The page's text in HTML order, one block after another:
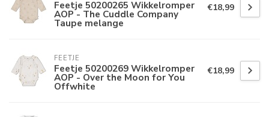
Feetje 50200265 Wikkelromper
AOP - The Cuddle Company
Taupe melange
€18,99
FEETJE
Feetje 50200269 Wikkelromper
AOP - Over the Moon for You
Offwhite
€18,99